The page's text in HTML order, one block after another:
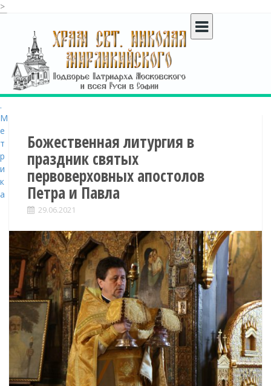
>
c
o
n
t
e
n
t
Божественная литургия в
праздник святых
первоверховных апостолов
Петра и Павла
29.06.2021